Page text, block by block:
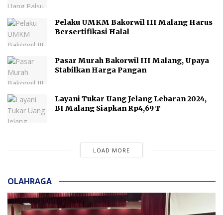
Pelaku UMKM Bakorwil III Malang Harus
Bersertifikasi Halal
Pasar Murah Bakorwil III Malang, Upaya
Stabilkan Harga Pangan
Layani Tukar Uang Jelang Lebaran 2024,
BI Malang Siapkan Rp4,69 T
LOAD MORE
OLAHRAGA